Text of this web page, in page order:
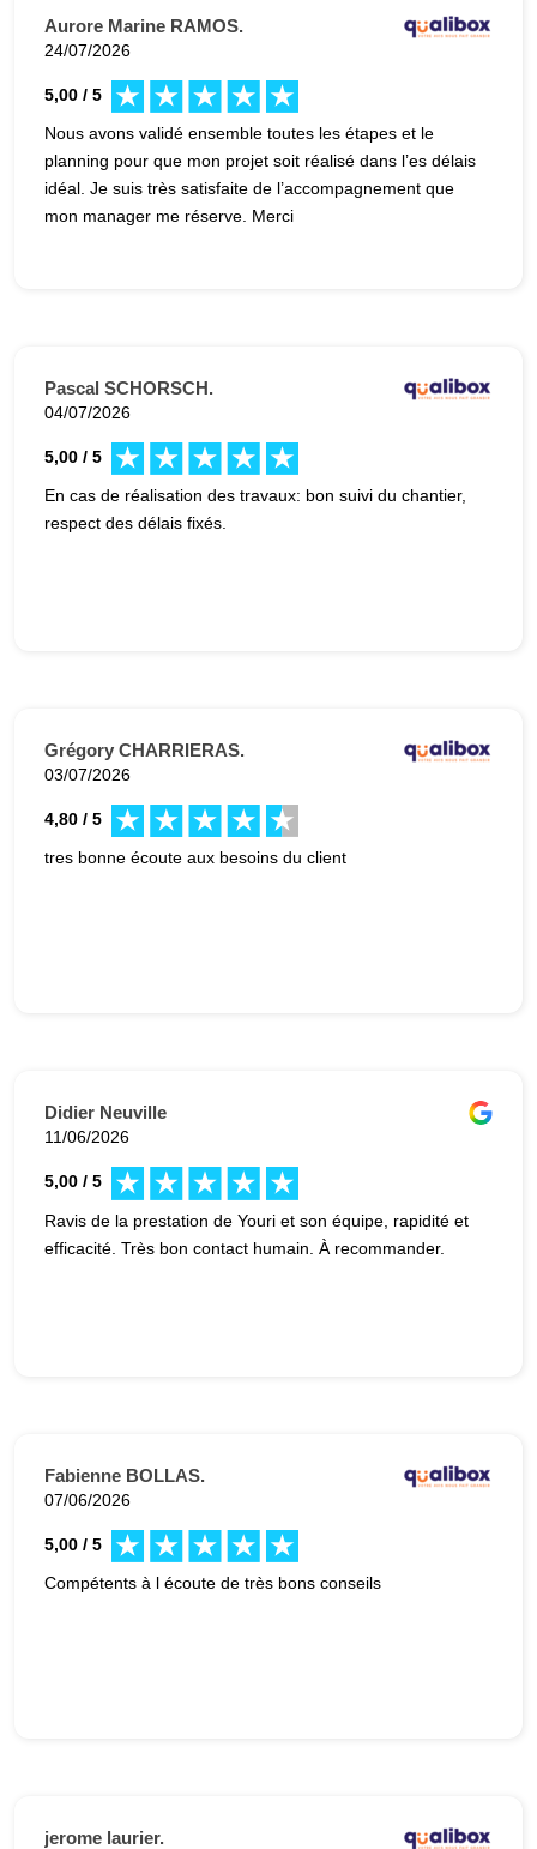
Aurore Marine RAMOS.
24/07/2026
5,00 / 5
Nous avons validé ensemble toutes les étapes et le
planning pour que mon projet soit réalisé dans l’es délais
idéal. Je suis très satisfaite de l’accompagnement que
mon manager me réserve. Merci
Pascal SCHORSCH.
04/07/2026
5,00 / 5
En cas de réalisation des travaux: bon suivi du chantier,
respect des délais fixés.
Grégory CHARRIERAS.
03/07/2026
4,80 / 5
tres bonne écoute aux besoins du client
Didier Neuville
11/06/2026
5,00 / 5
Ravis de la prestation de Youri et son équipe, rapidité et
efficacité. Très bon contact humain. À recommander.
Fabienne BOLLAS.
07/06/2026
5,00 / 5
Compétents à l écoute de très bons conseils
jerome laurier.